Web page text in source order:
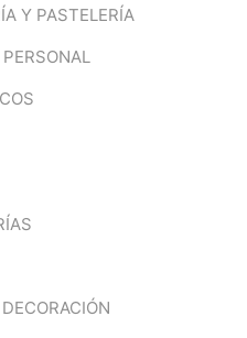
Y PASTELERÍA